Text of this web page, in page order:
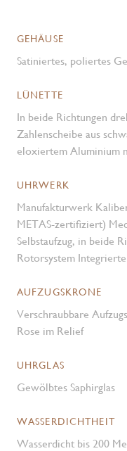
GEHÄUSE
Satiniertes, poliertes
LÜNETTE
In beide Richtungen
Zahlenscheibe aus
eloxiertem Aluminium
UHRWERK
Manufakturwerk
METAS-zertifiziert)
Selbstaufzug, in beide
Rotorsystem
AUFZUGSKRONE
Verschraubbare
Rose im Relief
UHRGLAS
Gewölbtes Saphirglas
WASSERDICHTHEIT
Wasserdicht bis 200